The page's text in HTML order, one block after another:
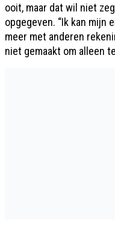
ooit, maar dat wil niet
opgegeven. “Ik kan mijn
meer met anderen
niet gemaakt om alleen